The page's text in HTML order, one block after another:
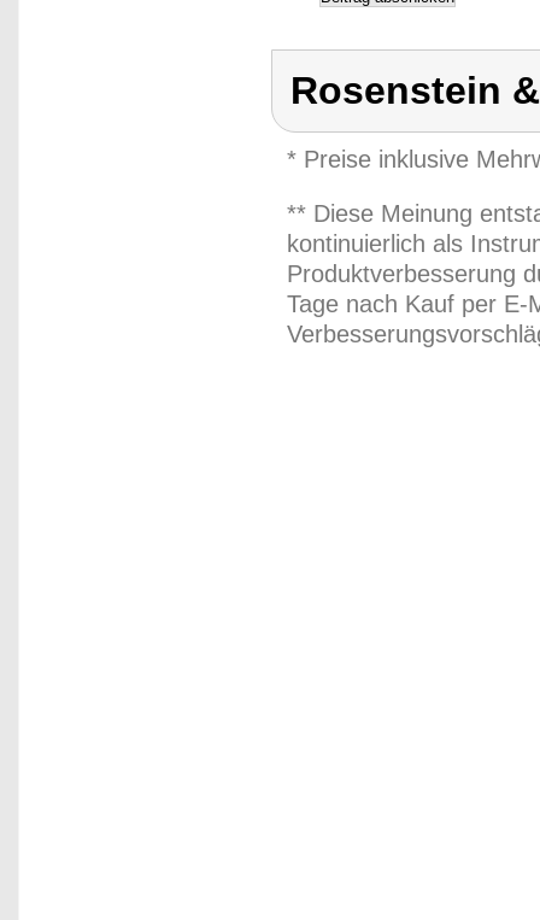
Rosenstein
* Preise inklusive
** Diese Meinung
kontinuierlich als
Produktverbesserung
Tage nach Kauf per E-